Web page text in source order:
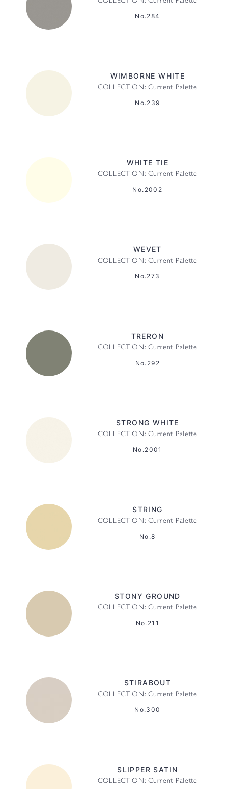
No.284
WIMBORNE WHITE
COLLECTION: Current Palette
No.239
WHITE TIE
COLLECTION: Current Palette
No.2002
WEVET
COLLECTION: Current Palette
No.273
TRERON
COLLECTION: Current Palette
No.292
STRONG WHITE
COLLECTION: Current Palette
No.2001
STRING
COLLECTION: Current Palette
No.8
STONY GROUND
COLLECTION: Current Palette
No.211
STIRABOUT
COLLECTION: Current Palette
No.300
SLIPPER SATIN
COLLECTION: Current Palette